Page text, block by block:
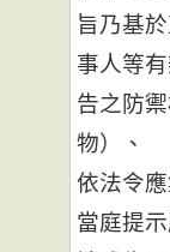
旨乃基
事人等
告之防
物）、
依法令
當庭提